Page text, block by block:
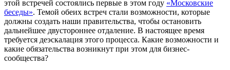
этой встречей состоялись первые в этом году «Московские
беседы». Темой обеих встреч стали возможности, которые
должны создать наши правительства, чтобы остановить
дальнейшее двустороннее отдаление. В настоящее время
требуется деэскалация этого процесса. Какие возможности и
какие обязательства возникнут при этом для бизнес-
сообщества?